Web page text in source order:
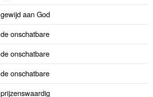
gewijd aan God
de onschatbare
de onschatbare
de onschatbare
prijzenswaardig